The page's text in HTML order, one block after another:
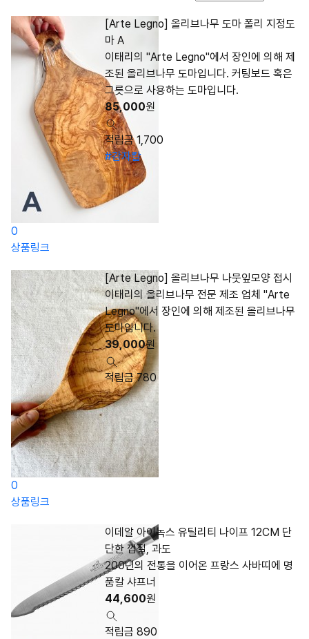
0
[Arte Legno] 올리브나무 도마 폴리 지정도
마 A
이태리의 "Arte Legno"에서 장인에 의해 제
조된 올리브나무 도마입니다. 커팅보드 혹은
그릇으로 사용하는 도마입니다.
85,000원
적립금 1,700
#감자칼
상품링크
0
[Arte Legno] 올리브나무 나뭇잎모양 접시
이태리의 올리브나무 전문 제조 업체 "Arte
Legno"에서 장인에 의해 제조된 올리브나무
도마입니다.
39,000원
적립금 780
상품링크
이데알 아이녹스 유틸리티 나이프 12CM 단
단한 껍질, 과도
200년의 전통을 이어온 프랑스 사바띠에 명
품칼 샤프너
44,600원
적립금 890